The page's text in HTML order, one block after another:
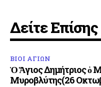
Δείτε Επίσης
ΒΙΟΙ ΑΓΙΩΝ
Ὁ Ἅγιος Δημήτριος ὁ
Μυροβλύτης(26